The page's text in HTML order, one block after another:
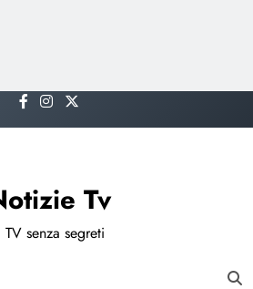
Tv
TV senza segreti